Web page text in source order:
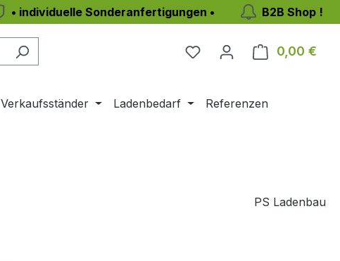
• individuelle Sonderanfertigungen • B2B Shop !
Du hast 0 Produkte auf
0,00 €
Verkaufsständer Ladenbedarf
Referenzen
PS Ladenbau